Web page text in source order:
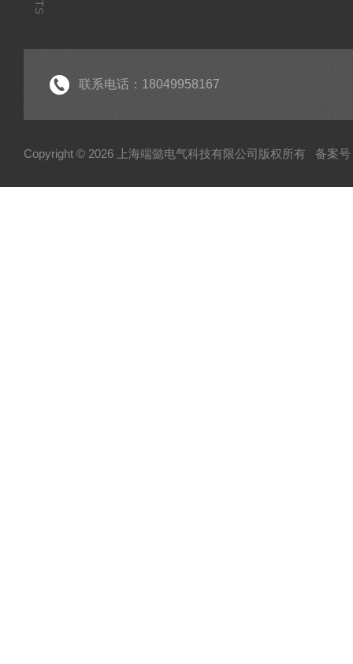
联系电话：18049958167
Copyright © 2026 上海端懿电气科技有限公司版权所有 备案号